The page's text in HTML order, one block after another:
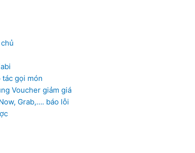
gọi món
Voucher giảm giá
Grab,…. báo lỗi